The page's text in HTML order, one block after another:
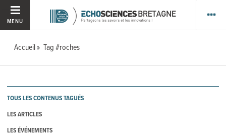
MENU
Accueil Tag #roches
TOUS LES CONTENUS TAGUÉS
LES ARTICLES
LES ÉVÉNEMENTS